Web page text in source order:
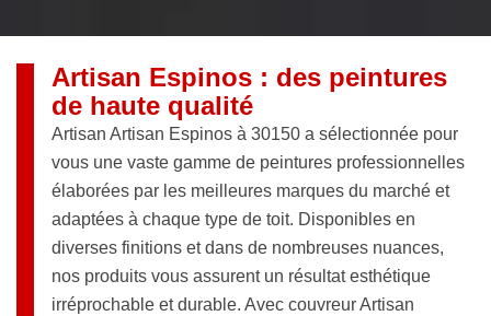
Artisan Espinos : des peintures
de haute qualité
Artisan Artisan Espinos à 30150 a sélectionnée pour
vous une vaste gamme de peintures professionnelles
élaborées par les meilleures marques du marché et
adaptées à chaque type de toit. Disponibles en
diverses finitions et dans de nombreuses nuances,
nos produits vous assurent un résultat esthétique
irréprochable et durable. Avec couvreur Artisan